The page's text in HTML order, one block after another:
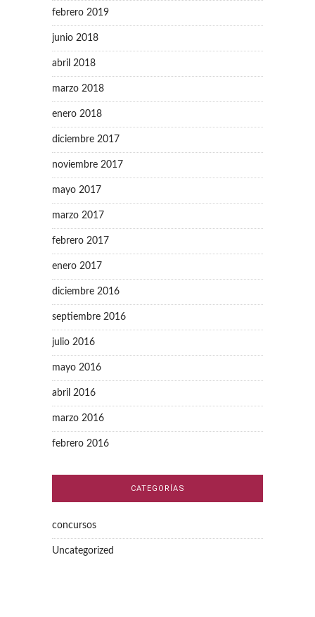
febrero 2019
junio 2018
abril 2018
marzo 2018
enero 2018
diciembre 2017
noviembre 2017
mayo 2017
marzo 2017
febrero 2017
enero 2017
diciembre 2016
septiembre 2016
julio 2016
mayo 2016
abril 2016
marzo 2016
febrero 2016
CATEGORÍAS
concursos
Uncategorized